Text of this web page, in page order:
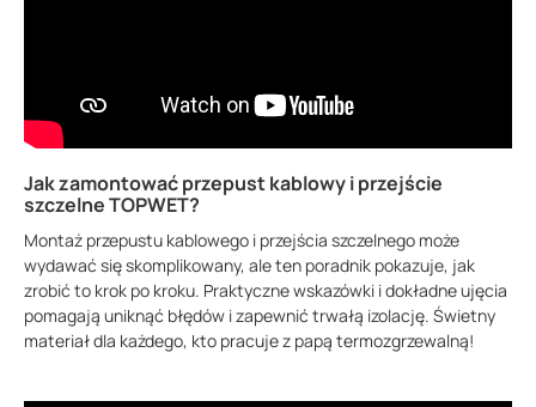
Jak zamontować przepust kablowy i przejście
szczelne TOPWET?
Montaż przepustu kablowego i przejścia szczelnego może
wydawać się skomplikowany, ale ten poradnik pokazuje, jak
zrobić to krok po kroku. Praktyczne wskazówki i dokładne ujęcia
pomagają uniknąć błędów i zapewnić trwałą izolację. Świetny
materiał dla każdego, kto pracuje z papą termozgrzewalną!